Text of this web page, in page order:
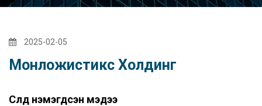
2025-02-05
Монложистикс Холдинг
Сүүлд нэмэгдсэн мэдээ